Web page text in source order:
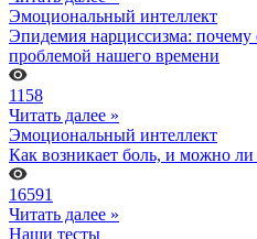
Эмоциональный интеллект
Эпидемия нарциссизма: почему
проблемой нашего времени
1158
Читать далее »
Эмоциональный интеллект
Как возникает боль, и можно ли
16591
Читать далее »
Наши тесты